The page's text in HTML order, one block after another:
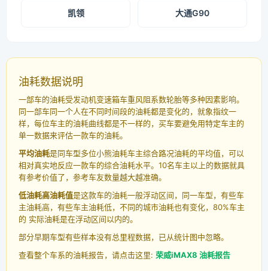
凯领 大通G90
油耗数据说明
一部车的油耗受发动机变速箱车重风阻系数轮胎等多种因素影响。
同一部车同一个人在不同时间段的油耗都是变化的，就象指纹一
样，每位车主的油耗曲线都是不一样的，买车要避免用特定车主的
单一数据来评估一款车的油耗。
平均油耗是同车型多位小熊油耗车主综合路况油耗的平均值，可以
相对真实地反应一款车的综合油耗水平。10名车主以上的数据就具
有参考价值了，参考车友数量越大越准确。
低油耗高油耗值是这款车的油耗一般浮动区间，同一车型，有些车
主油耗高，有些车主油耗低，不同的城市油耗也有变化，80%车主
的 实际油耗是在浮动区间以内的。
部分早期车型有些样本没有总里程数据，已从统计图中忽略。
查看整个车系的油耗报告，请点击这里: 荣威iMAX8 油耗报告